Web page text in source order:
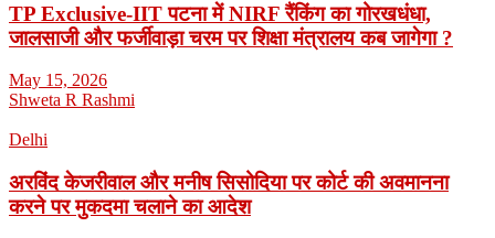
TP Exclusive-IIT पटना में NIRF रैंकिंग का गोरखधंधा,
जालसाजी और फर्जीवाड़ा चरम पर शिक्षा मंत्रालय कब जागेगा ?
May 15, 2026
Shweta R Rashmi
Delhi
अरविंद केजरीवाल और मनीष सिसोदिया पर कोर्ट की अवमानना
करने पर मुकदमा चलाने का आदेश